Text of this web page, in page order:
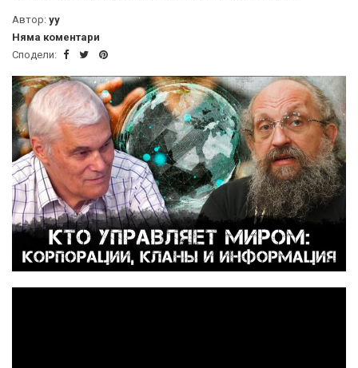
Автор: yy
Няма коментари
Сподели: